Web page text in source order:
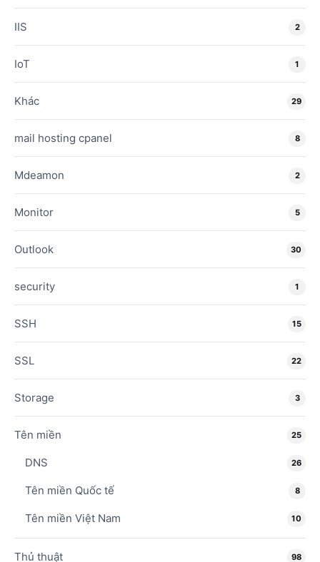
IIS 2
IoT 1
Khác 29
mail hosting cpanel 8
Mdeamon 2
Monitor 5
Outlook 30
security 1
SSH 15
SSL 22
Storage 3
Tên miền 25
DNS 26
Tên miền Quốc tế 8
Tên miền Việt Nam 10
Thủ thuật 98